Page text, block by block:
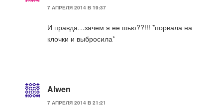
7 АПРЕЛЯ 2014 В 19:37
И правда…зачем я ее шью??!!! *порвала на
клочки и выбросила*
Alwen
7 АПРЕЛЯ 2014 В 21:21